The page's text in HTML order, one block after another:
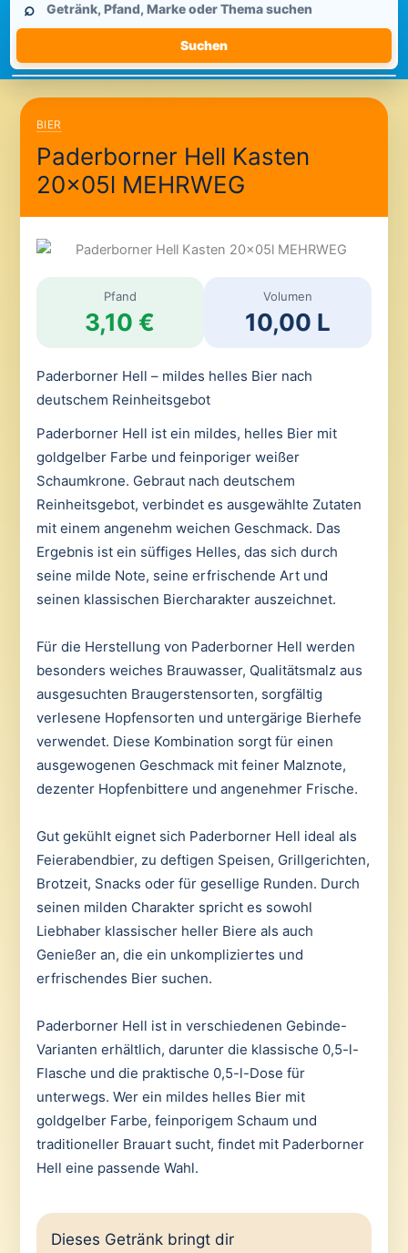
durchsuchen
⌕
Suchen
BIER
Paderborner Hell Kasten
20x05l MEHRWEG
Pfand
3,10 €
Volumen
10,00 L
Paderborner Hell – mildes helles Bier nach
deutschem Reinheitsgebot
Paderborner Hell ist ein mildes, helles Bier mit
goldgelber Farbe und feinporiger weißer
Schaumkrone. Gebraut nach deutschem
Reinheitsgebot, verbindet es ausgewählte Zutaten
mit einem angenehm weichen Geschmack. Das
Ergebnis ist ein süffiges Helles, das sich durch
seine milde Note, seine erfrischende Art und
seinen klassischen Biercharakter auszeichnet.
Für die Herstellung von Paderborner Hell werden
besonders weiches Brauwasser, Qualitätsmalz aus
ausgesuchten Braugerstensorten, sorgfältig
verlesene Hopfensorten und untergärige Bierhefe
verwendet. Diese Kombination sorgt für einen
ausgewogenen Geschmack mit feiner Malznote,
dezenter Hopfenbittere und angenehmer Frische.
Gut gekühlt eignet sich Paderborner Hell ideal als
Feierabendbier, zu deftigen Speisen, Grillgerichten,
Brotzeit, Snacks oder für gesellige Runden. Durch
seinen milden Charakter spricht es sowohl
Liebhaber klassischer heller Biere als auch
Genießer an, die ein unkompliziertes und
erfrischendes Bier suchen.
Paderborner Hell ist in verschiedenen Gebinde-
Varianten erhältlich, darunter die klassische 0,5-l-
Flasche und die praktische 0,5-l-Dose für
unterwegs. Wer ein mildes helles Bier mit
goldgelber Farbe, feinporigem Schaum und
traditioneller Brauart sucht, findet mit Paderborner
Hell eine passende Wahl.
Dieses Getränk bringt dir